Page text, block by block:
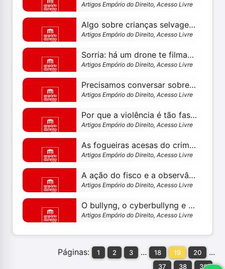
Artigos Empório do Direito, Acesso Livre
Algo sobre crianças selvagens e os adolescentes infratores: investir em jaula ou em educação, eis a questão da pec nº 171
Artigos Empório do Direito, Acesso Livre
Sorria: há um drone te filmando; e você nem sonha
Artigos Empório do Direito, Acesso Livre
Precisamos conversar sobre gastar, no mínimo, 20 mil reais com cada preso. vale a pena?
Artigos Empório do Direito, Acesso Livre
Por que a violência é tão fascinante, com laranja mecânica
Artigos Empório do Direito, Acesso Livre
As fogueiras acesas do crime e a responsabilidade do sujeito
Artigos Empório do Direito, Acesso Livre
A ação do fisco e a observância do devido processo constitucional.
Artigos Empório do Direito, Acesso Livre
O bullyng, o cyberbullyng e a expansão do direito penal
Artigos Empório do Direito, Acesso Livre
Páginas: 1 2 3 ... 18 19 20 ...
37 38 39